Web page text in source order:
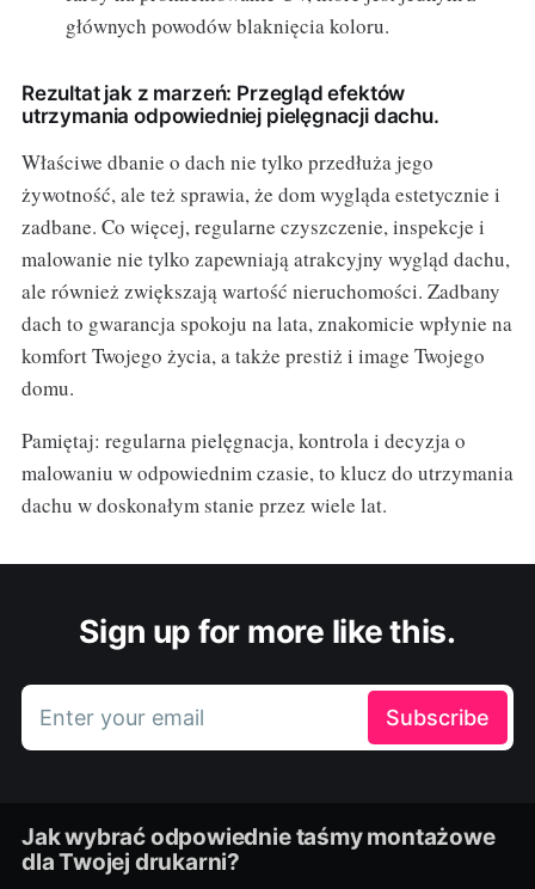
głównych powodów blaknięcia koloru.
Rezultat jak z marzeń: Przegląd efektów
utrzymania odpowiedniej pielęgnacji dachu.
Właściwe dbanie o dach nie tylko przedłuża jego
żywotność, ale też sprawia, że dom wygląda estetycznie i
zadbane. Co więcej, regularne czyszczenie, inspekcje i
malowanie nie tylko zapewniają atrakcyjny wygląd dachu,
ale również zwiększają wartość nieruchomości. Zadbany
dach to gwarancja spokoju na lata, znakomicie wpłynie na
komfort Twojego życia, a także prestiż i image Twojego
domu.
Pamiętaj: regularna pielęgnacja, kontrola i decyzja o
malowaniu w odpowiednim czasie, to klucz do utrzymania
dachu w doskonałym stanie przez wiele lat.
Sign up for more like this.
Enter your email Subscribe
Jak wybrać odpowiednie taśmy montażowe
dla Twojej drukarni?